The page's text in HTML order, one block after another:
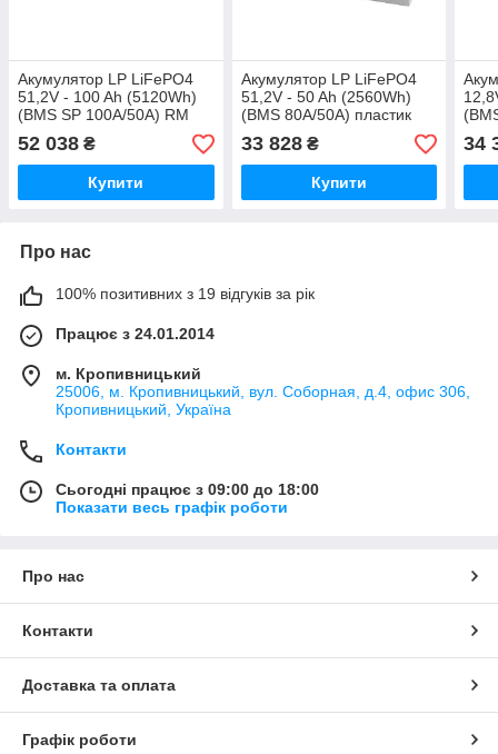
Акумулятор LP LiFePO4
51,2V - 100 Ah (5120Wh)
(BMS SP 100A/50А) RM
RS485/CAN LCD BL
52 038 ₴
Купити
Акумулятор LP LiFePO4
51,2V - 50 Ah (2560Wh)
(BMS 80A/50А) пластик
Smart BT
33 828₴
Купити
34
Про нас
100% позитивних з 19 відгуків за рік
Працює з 24.01.2014
м. Кропивницький
25006, м. Кропивницький, вул. Соборная, д.4, офис 306,
Кропивницький, Україна
Контакти
Сьогодні працює з 09:00 до 18:00
Показати весь графік роботи
Про нас
Контакти
Доставка та оплата
Графік роботи